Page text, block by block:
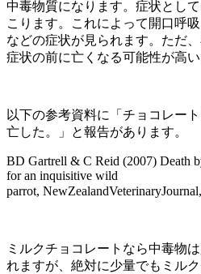
中毒物質になります。症状とし
こります。これによって開口呼
などの症状が見られます。ただ
症状の前に亡くなる可能性が高い
以下の参考資料に「チョコレー
亡した。」と報告があります。
BD Gartrell & C Reid (2007) Death
for an inquisitive wild
parrot,
ミルクチョコレートなら中毒物
れますが、絶対に少量でもミル